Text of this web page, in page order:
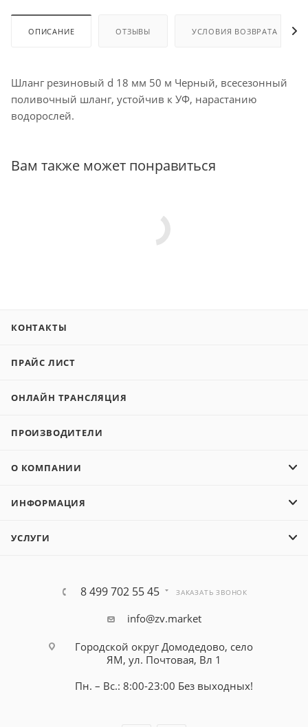
ОПИСАНИЕ ОТЗЫВЫ УСЛОВИЯ ВОЗВРАТА
Шланг резиновый d 18 мм 50 м Черный, всесезонный
поливочный шланг, устойчив к УФ, нарастанию
водорослей.
Вам также может понравиться
КОНТАКТЫ
ПРАЙС ЛИСТ
ОНЛАЙН ТРАНСЛЯЦИЯ
ПРОИЗВОДИТЕЛИ
О КОМПАНИИ
ИНФОРМАЦИЯ
УСЛУГИ
8 499 702 55 45 ЗАКАЗАТЬ ЗВОНОК
info@zv.market
Городской округ Домодедово, село
ЯМ, ул. Почтовая, Вл 1
Пн. – Вс.: 8:00-23:00 Без выходных!